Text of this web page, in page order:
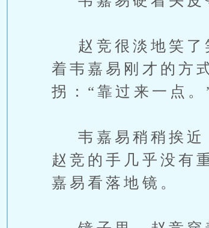
赵竞很淡地笑了
着韦嘉易刚才的方
拐：“靠过来一点。
韦嘉易稍稍挨近
赵竞的手几乎没有
嘉易看落地镜。